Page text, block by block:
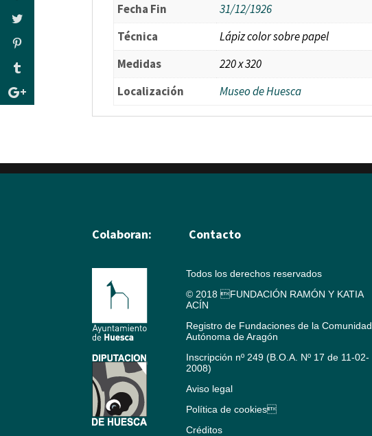
Fecha Fin
31/12/1926
Técnica
Lápiz color sobre papel
Medidas
220 x 320
Localización
Museo de Huesca
Colaboran: Contacto
Todos los derechos reservados
© 2018 FUNDACIÓN RAMÓN Y KATIA
ACÍN
Registro de Fundaciones de la Comunidad
Autónoma de Aragón
Inscripción nº 249 (B.O.A. Nº 17 de 11-02-
2008)
Aviso legal
Política de cookies
Créditos